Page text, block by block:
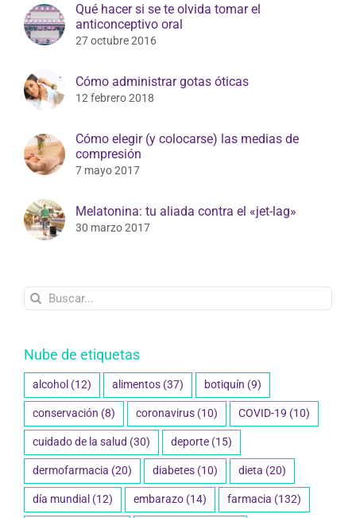
Qué hacer si se te olvida tomar el
anticonceptivo oral
27 octubre 2016
Cómo administrar gotas óticas
12 febrero 2018
Cómo elegir (y colocarse) las medias de
compresión
7 mayo 2017
Melatonina: tu aliada contra el «jet-lag»
30 marzo 2017
Buscar:
Nube de etiquetas
alcohol (12) alimentos (37) botiquín (9)
conservación (8) coronavirus (10) COVID-19 (10)
cuidado de la salud (30) deporte (15)
dermofarmacia (20) diabetes (10) dieta (20)
día mundial (12) embarazo (14) farmacia (132)